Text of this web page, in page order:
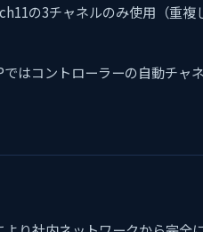
の3チャネルのみ使用（重複
ではコントローラーの自動チャ